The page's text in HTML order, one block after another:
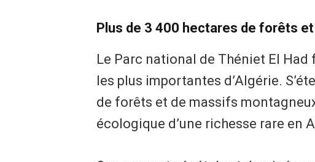
Plus de 3 400 hectares de forêts
Le Parc national de Théniet El
les plus importantes d’Algérie.
de forêts et de massifs
écologique d’une richesse rare en